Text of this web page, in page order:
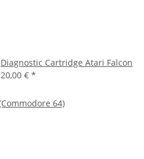
Diagnostic Cartridge Atari Falcon
20,00 € *